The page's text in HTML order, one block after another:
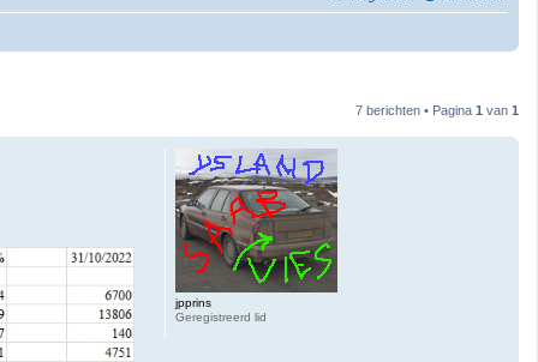
7 berichten • Pagina 1 van 1
jpprins
Geregistreerd lid